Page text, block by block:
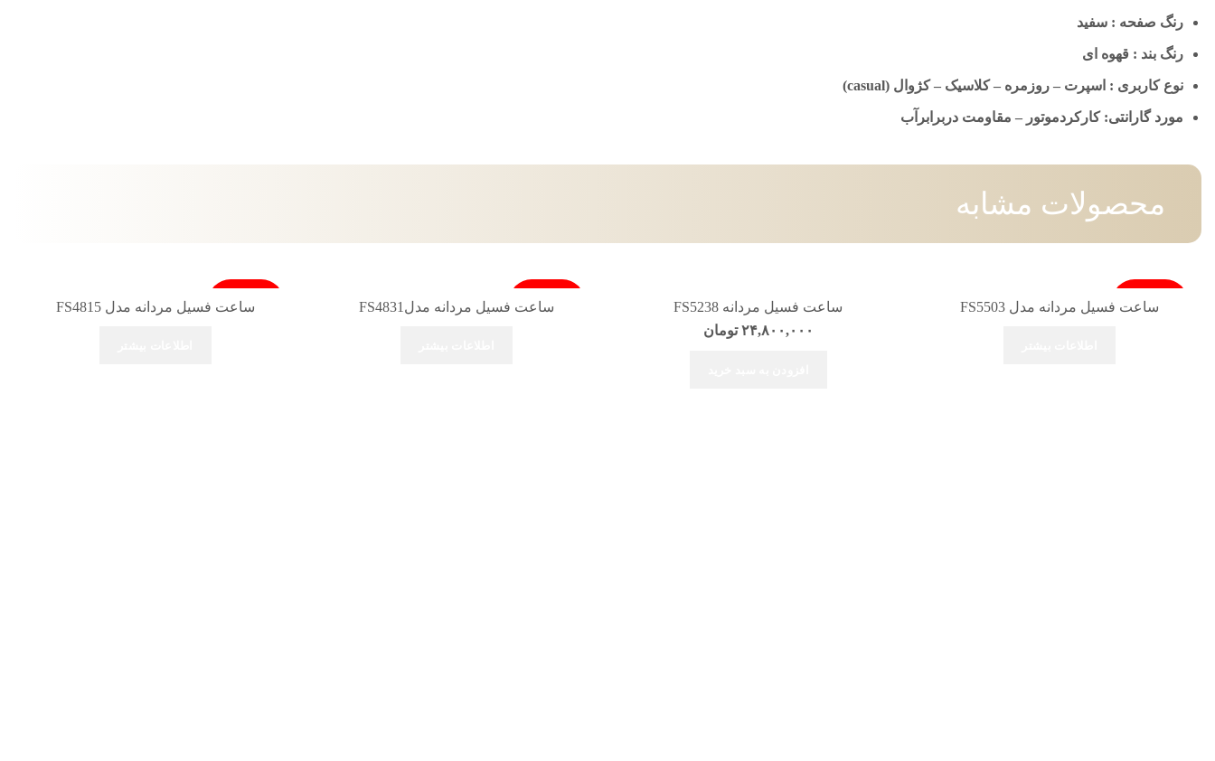
رنگ صفحه : سفید
رنگ بند : قهوه ای
نوع کاربری : اسپرت – روزمره – کلاسیک – کژوال (casual)
مورد گارانتی: کارکردموتور – مقاومت دربرابرآب
محصولات مشابه
فروخته شد
ساعت فسیل مردانه مدل FS5503
ساعت فسیل مردانه FS5238
۲۴,۸۰۰,۰۰۰ تومان
فروخته شد
ساعت فسیل مردانه مدلFS4831 فروخته شد
ساعت فسیل مردانه مدل FS4815